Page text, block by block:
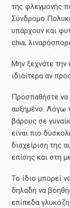
της φλεγμονής
Σύνδρομο
υπάρχουν και
chia,
Μην ξεχνάτε
ιδιαίτερα αν
Προσπαθήστε να
αυξημένο. Λόγω
βάρους σε
είναι πιο
διαχείριση της
επίσης και στη
Το ίδιο μπορεί
δηλαδή να
επίπεδα